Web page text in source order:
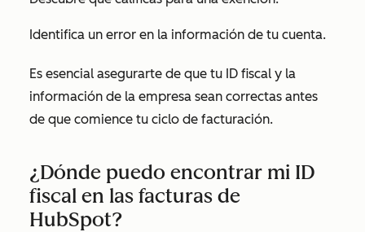
Identifica un error en la información de tu cuenta.
Es esencial asegurarte de que tu ID fiscal y la
información de la empresa sean correctas antes
de que comience tu ciclo de facturación.
¿Dónde puedo encontrar mi ID
fiscal en las facturas de
HubSpot?